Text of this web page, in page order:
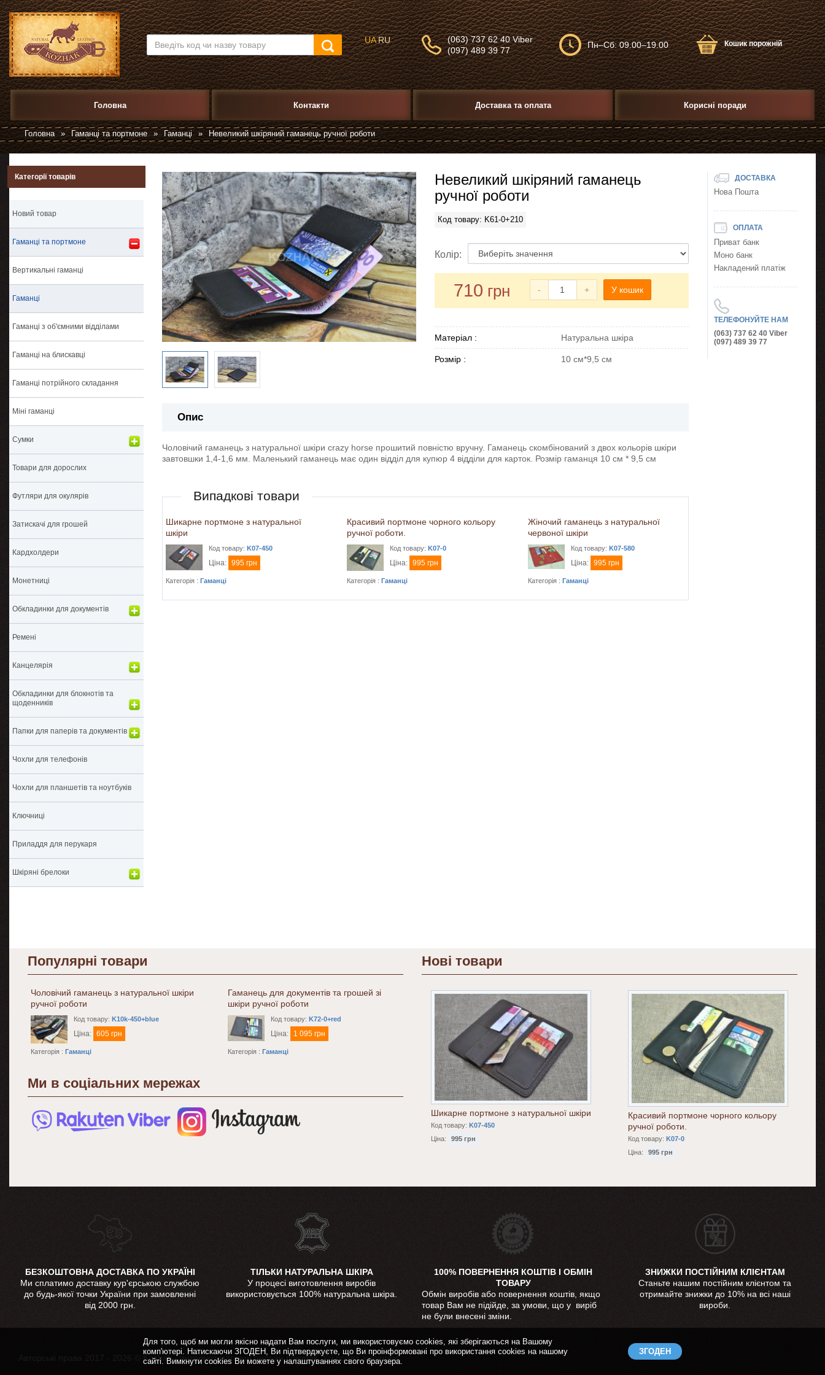
(063) 737 62 40 Viber
(097) 489 39 77
Пн–Сб: 09.00–19.00 Кошик порожній
UA RU
Головна Контакти Доставка та оплата Корисні поради
Головна » Гаманці та портмоне » Гаманці » Невеликий шкіряний гаманець ручної роботи
Категорії товарів
Новий товар
Гаманці та портмоне
Вертикальні гаманці
Гаманці
Гаманці з об'ємними відділами
Гаманці на блискавці
Гаманці потрійного складання
Міні гаманці
Сумки
Товари для дорослих
Футляри для окулярів
Затискачі для грошей
Кардхолдери
Монетниці
Обкладинки для документів
Ремені
Канцелярія
Обкладинки для блокнотів та
щоденників
Папки для паперів та документів
Чохли для телефонів
Чохли для планшетів та ноутбуків
Ключниці
Приладдя для перукаря
Шкіряні брелоки
Невеликий шкіряний гаманець
ручної роботи
Код товару: K61-0+210
Колір:
710 грн - + У кошик
Матеріал : Натуральна шкіра
Розмір : 10 см*9,5 см
Опис
Чоловічий гаманець з натуральної шкіри crazy horse прошитий повністю вручну. Гаманець скомбінований з двох кольорів шкіри
завтовшки 1,4-1,6 мм. Маленький гаманець має один відділ для купюр 4 відділи для карток. Розмір гаманця 10 см * 9,5 см
Випадкові товари
Шикарне портмоне з натуральної
шкіри
Код товару: K07-450
Ціна: 995 грн
Категорія : Гаманці
Красивий портмоне чорного кольору
ручної роботи.
Код товару:K07-0
Ціна: 995 грн
Категорія :Гаманці
Жіночий гаманець з натуральної
червоної шкіри
Код товару:K07-580
Ціна: 995 грн
Категорія :Гаманці
ДОСТАВКА
Нова Пошта
ОПЛАТА
Приват банк
Моно банк
Накладений платіж
ТЕЛЕФОНУЙТЕ НАМ
(063) 737 62 40 Viber
(097) 489 39 77
Популярні товари
Чоловічий гаманець з натуральної шкіри
ручної роботи
Код товару: K10k-450+blue
Ціна: 605 грн
Категорія : Гаманці
Гаманець для документів та грошей зі
шкіри ручної роботи
Код товару: K72-0+red
Ціна: 1 095 грн
Категорія : Гаманці
Ми в соціальних мережах
Нові товари
Шикарне портмоне з натуральної шкіри
Код товару: K07-450
Ціна:
995 грн
Красивий портмоне чорного кольору
ручної роботи.
Код товару: K07-0
Ціна:
995 грн
БЕЗКОШТОВНА ДОСТАВКА ПО УКРАЇНІ
Ми сплатимо доставку кур'єрською службою
до будь-якої точки України при замовленні
від 2000 грн.
ТІЛЬКИ НАТУРАЛЬНА ШКІРА
У процесі виготовлення виробів
використовується 100% натуральна шкіра.
100% ПОВЕРНЕННЯ КОШТІВ І ОБМІН
ТОВАРУ
Обмін виробів або повернення коштів, якщо
товар Вам не підійде, за умови, що у виріб
не були внесені зміни.
ЗНИЖКИ ПОСТІЙНИМ КЛІЄНТАМ
Станьте нашим постійним клієнтом та
отримайте знижки до 10% на всі наші
вироби.
Авторські права 2017 - 2026 © Kozhak - интернет магазин онлайн покупок. Усі права захищені.
Для того, щоб ми могли якісно надати Вам послуги, ми використовуємо cookies, які зберігаються на Вашому
комп'ютері. Натискаючи ЗГОДЕН, Ви підтверджуєте, що Ви проінформовані про використання cookies на нашому
сайті. Вимкнути cookies Ви можете у налаштуваннях свого браузера.
ЗГОДЕН